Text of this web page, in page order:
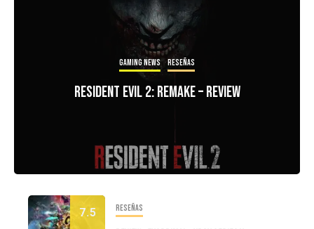
Gaming news Reseñas
Resident Evil 2: Remake – Review
7.5 Reseñas